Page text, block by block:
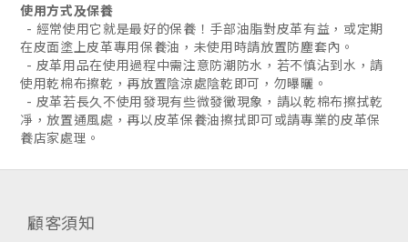
使用方式及保養
- 經常使用它就是最好的保養！手部油脂對皮革有益，或定期
在皮面塗上皮革專用保養油，未使用時請放置防塵套內。
- 皮革用品在使用過程中需注意防潮防水，若不慎沾到水，請
使用乾棉布擦乾，再放置陰涼處陰乾即可，勿曝曬。
- 皮革若長久不使用發現有些微發黴現象，請以乾棉布擦拭乾
凈，放置通風處，再以皮革保養油擦拭即可或請專業的皮革保
養店家處理。
顧客須知